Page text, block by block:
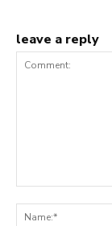
leave a reply